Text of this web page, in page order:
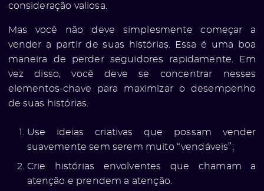
consideração valiosa.
Mas você não deve simplesmente começar a
vender a partir de suas histórias. Essa é uma boa
maneira de perder seguidores rapidamente. Em
vez disso, você deve se concentrar nesses
elementos-chave para maximizar o desempenho
de suas histórias.
Use ideias criativas que possam vender
suavemente sem serem muito “vendáveis”;
Crie histórias envolventes que chamam a
atenção e prendem a atenção.